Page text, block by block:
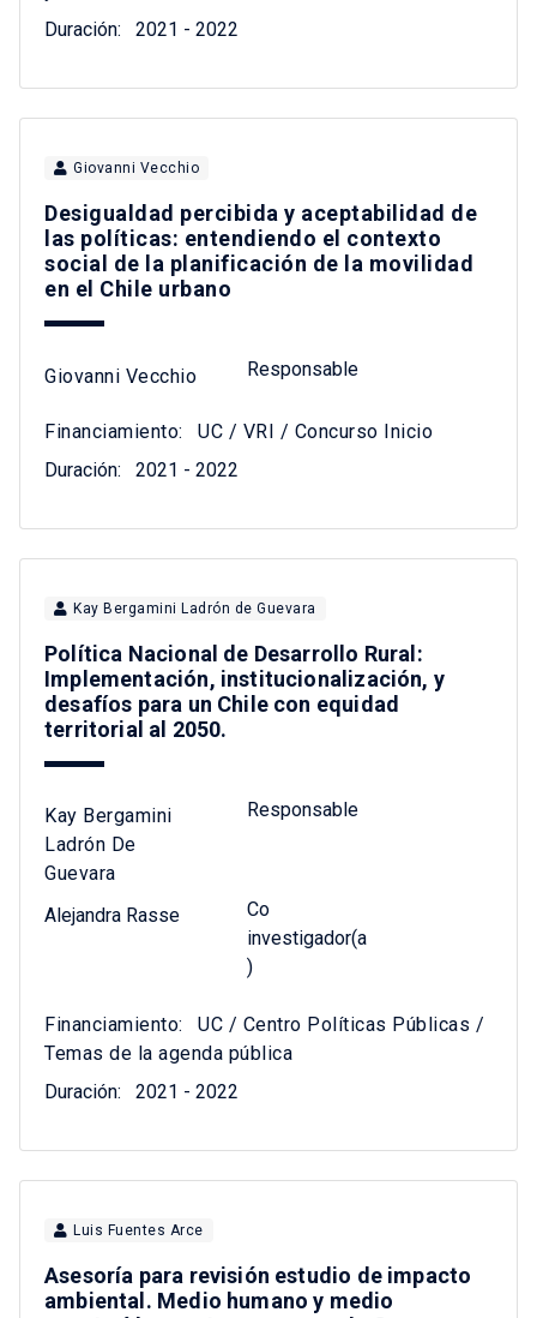
Duración:
2021 - 2022
Giovanni Vecchio
Desigualdad percibida y aceptabilidad de
las políticas: entendiendo el contexto
social de la planificación de la movilidad
en el Chile urbano
Giovanni Vecchio Responsable
Financiamiento:
UC / VRI / Concurso Inicio
Duración:
2021 - 2022
Kay Bergamini Ladrón de Guevara
Política Nacional de Desarrollo Rural:
Implementación, institucionalización, y
desafíos para un Chile con equidad
territorial al 2050.
Kay Bergamini
Ladrón De
Guevara
Responsable
Alejandra Rasse
Co
investigador(a
)
Financiamiento:
UC / Centro Políticas Públicas /
Temas de la agenda pública
Duración:
2021 - 2022
Luis Fuentes Arce
Asesoría para revisión estudio de impacto
ambiental. Medio humano y medio